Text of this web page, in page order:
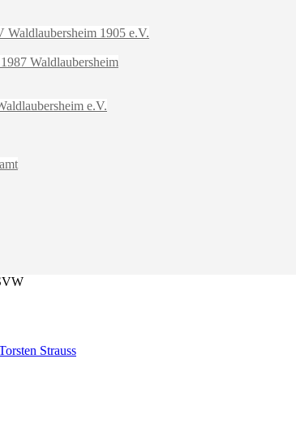
Waldlaubersheim 1905 e.V.
Waldlaubersheim
e.V.
Strauss